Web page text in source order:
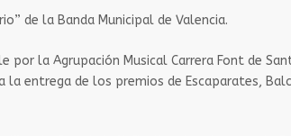
de la Banda Municipal de Valencia.
por la Agrupación Musical Carrera Font de
la entrega de los premios de Escaparates,